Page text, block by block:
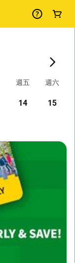
週五 週六
14 15